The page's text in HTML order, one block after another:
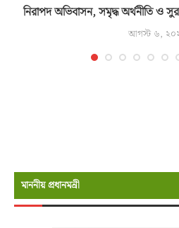
নিরাপদ অভিবাসন, সমৃদ্ধ অর্থনীতি ও
আগস্ট ৬,
মাননীয় প্রধানমন্রী